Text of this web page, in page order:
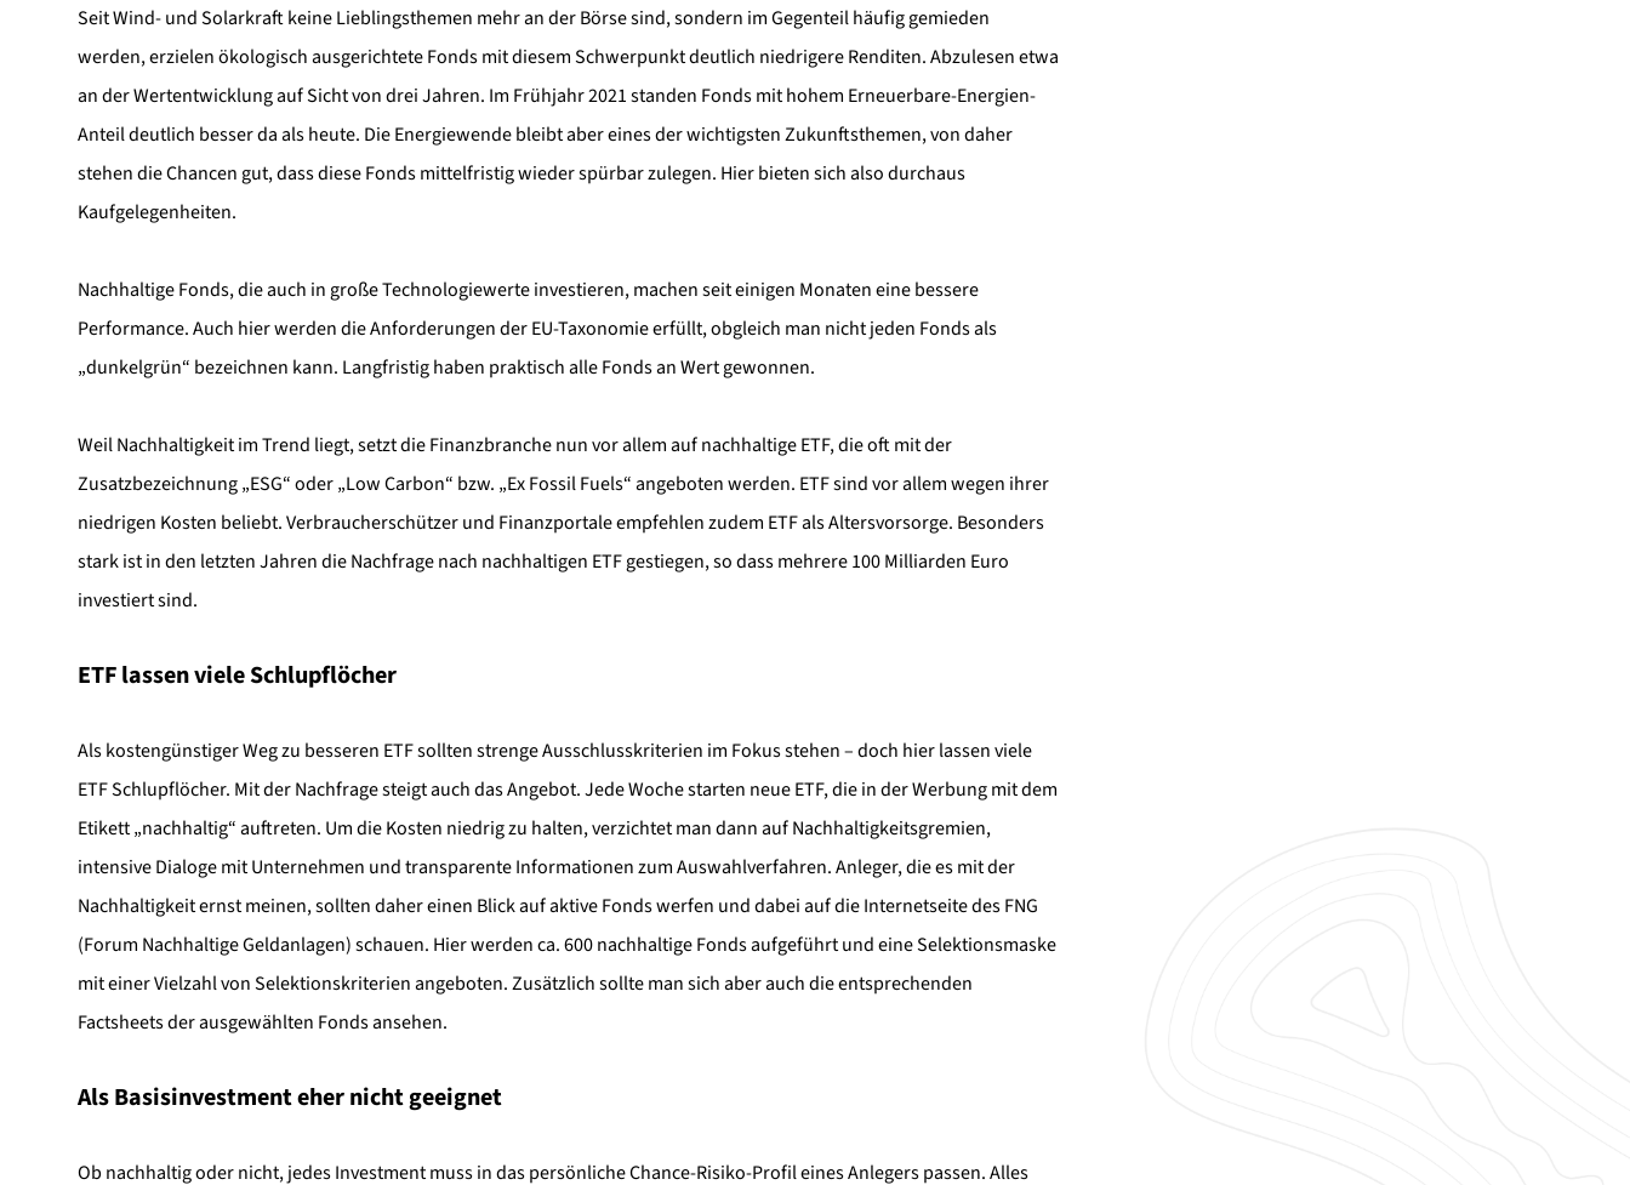
Seit Wind- und Solarkraft keine Lieblingsthemen mehr an der Börse sind, sondern im Gegenteil häufig gemieden
werden, erzielen ökologisch ausgerichtete Fonds mit diesem Schwerpunkt deutlich niedrigere Renditen. Abzulesen etwa
an der Wertentwicklung auf Sicht von drei Jahren. Im Frühjahr 2021 standen Fonds mit hohem Erneuerbare-Energien-
Anteil deutlich besser da als heute. Die Energiewende bleibt aber eines der wichtigsten Zukunftsthemen, von daher
stehen die Chancen gut, dass diese Fonds mittelfristig wieder spürbar zulegen. Hier bieten sich also durchaus
Kaufgelegenheiten.
Nachhaltige Fonds, die auch in große Technologiewerte investieren, machen seit einigen Monaten eine bessere
Performance. Auch hier werden die Anforderungen der EU-Taxonomie erfüllt, obgleich man nicht jeden Fonds als
„dunkelgrün“ bezeichnen kann. Langfristig haben praktisch alle Fonds an Wert gewonnen.
Weil Nachhaltigkeit im Trend liegt, setzt die Finanzbranche nun vor allem auf nachhaltige ETF, die oft mit der
Zusatzbezeichnung „ESG“ oder „Low Carbon“ bzw. „Ex Fossil Fuels“ angeboten werden. ETF sind vor allem wegen ihrer
niedrigen Kosten beliebt. Verbraucherschützer und Finanzportale empfehlen zudem ETF als Altersvorsorge. Besonders
stark ist in den letzten Jahren die Nachfrage nach nachhaltigen ETF gestiegen, so dass mehrere 100 Milliarden Euro
investiert sind.
ETF lassen viele Schlupflöcher
Als kostengünstiger Weg zu besseren ETF sollten strenge Ausschlusskriterien im Fokus stehen – doch hier lassen viele
ETF Schlupflöcher. Mit der Nachfrage steigt auch das Angebot. Jede Woche starten neue ETF, die in der Werbung mit dem
Etikett „nachhaltig“ auftreten. Um die Kosten niedrig zu halten, verzichtet man dann auf Nachhaltigkeitsgremien,
intensive Dialoge mit Unternehmen und transparente Informationen zum Auswahlverfahren. Anleger, die es mit der
Nachhaltigkeit ernst meinen, sollten daher einen Blick auf aktive Fonds werfen und dabei auf die Internetseite des FNG
(Forum Nachhaltige Geldanlagen) schauen. Hier werden ca. 600 nachhaltige Fonds aufgeführt und eine Selektionsmaske
mit einer Vielzahl von Selektionskriterien angeboten. Zusätzlich sollte man sich aber auch die entsprechenden
Factsheets der ausgewählten Fonds ansehen.
Als Basisinvestment eher nicht geeignet
Ob nachhaltig oder nicht, jedes Investment muss in das persönliche Chance-Risiko-Profil eines Anlegers passen. Alles